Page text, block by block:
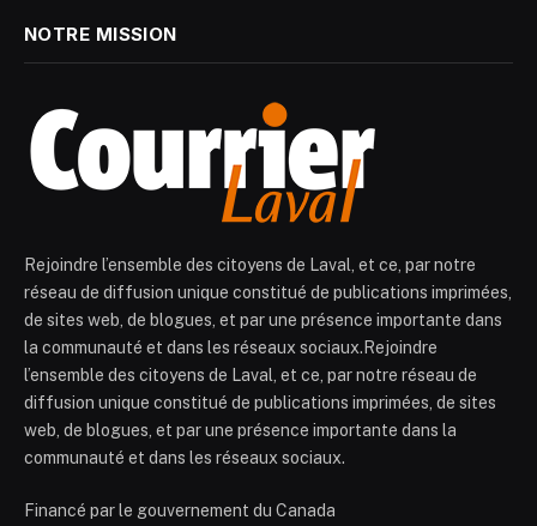
NOTRE MISSION
Rejoindre l’ensemble des citoyens de Laval, et ce, par notre
réseau de diffusion unique constitué de publications imprimées,
de sites web, de blogues, et par une présence importante dans
la communauté et dans les réseaux sociaux.Rejoindre
l’ensemble des citoyens de Laval, et ce, par notre réseau de
diffusion unique constitué de publications imprimées, de sites
web, de blogues, et par une présence importante dans la
communauté et dans les réseaux sociaux.
Financé par le gouvernement du Canada